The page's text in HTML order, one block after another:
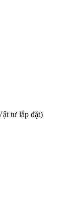
tư lắp đặt)